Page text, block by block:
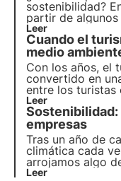
sostenibilidad?
partir de
la sostenibilidad
palanca
gestionar los
Leer
Cuando el
medio
Con los años, el
convertido en
entre los turistas
vacaciones. En
ecoturismo: una
viajeros como
alojamiento.
Leer
empresas
Tras un año de
climática cada
arrojamos algo
tendencias de
Leer